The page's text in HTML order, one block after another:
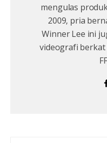
mengulas
2009, pria
Winner Lee ini
videografi